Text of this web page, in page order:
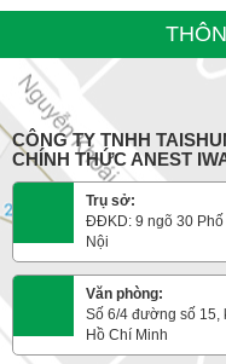
CÔNG TY TNHH
CHÍNH THỨC ANEST
Trụ sở:
ĐĐKD: 9 ngõ 30
Nội
Văn phòng:
Số 6/4 đường số 15,
Hồ Chí Minh